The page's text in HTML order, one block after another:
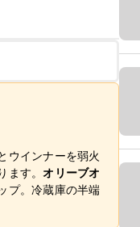
ウインナーを弱火
ます。オリーブオ
プ。冷蔵庫の半端